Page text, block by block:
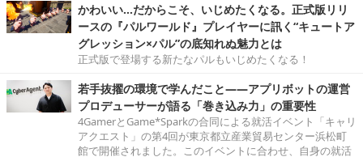
かわいい…だからこそ、いじめたくなる。正式版リリ
ースの『パルワールド』プレイヤーに訊く“キュートア
グレッション×パル”の底知れぬ魅力とは
正式版で登場する新たなパルもいじめたくなる！
若手抜擢の環境で学んだこと――アプリボットの運営
プロデューサーが語る「巻き込み力」の重要性
4GamerとGame*Sparkの合同による就活イベント「キャリ
アクエスト」の第4回が東京都立産業貿易センター浜松町
館で開催されました。このイベントに合わせ、自身の就活